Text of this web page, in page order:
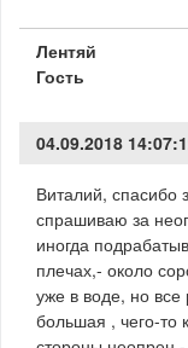
Лентяй
Гость
04.09.2018
Виталий, спасибо
спрашиваю за
иногда
плечах,- около
уже в воде, но все
большая , чего-то